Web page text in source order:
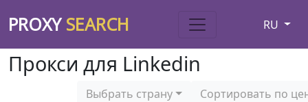
PROXYSEARCH RU
Прокси для Linkedin
Выбрать страну
Сортировать по